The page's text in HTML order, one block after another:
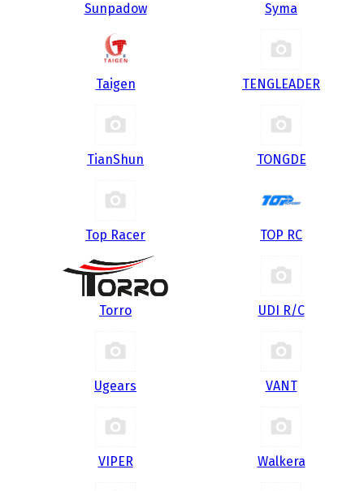
Sunpadow Syma
Taigen TENGLEADER
TianShun TONGDE
Top Racer TOP RC
Torro UDI R/С
Ugears VANT
VIPER Walkera